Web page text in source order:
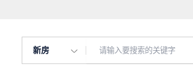
新房